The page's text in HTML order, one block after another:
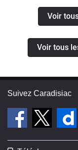
Voir
Voir tous
Suivez Caradisiac